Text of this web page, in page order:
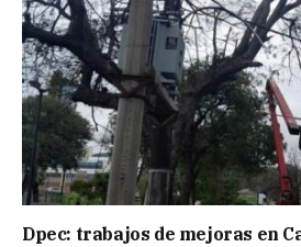
Dpec: trabajos de mejoras en